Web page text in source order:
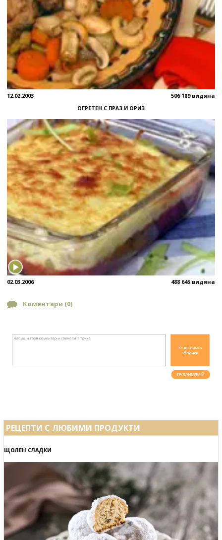
12.02.2003 506 189 видяна
ОГРЕТЕН С ПРАЗ И ОРИЗ
02.03.2006 488 645 видяна
Коментари (0)
РЕЦЕПТИ С ЛЮБИМИ ПРОДУКТИ
ЩОЛЕН СЛАДКИ